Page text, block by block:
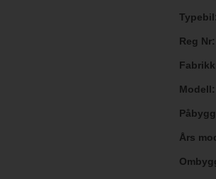
Typebil
Reg Nr
Modell
Påbygg
Års